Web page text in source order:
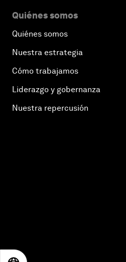
Quiénes somos
Quiénes somos
Nuestra estrategia
Cómo trabajamos
Liderazgo y gobernanza
Nuestra repercusión